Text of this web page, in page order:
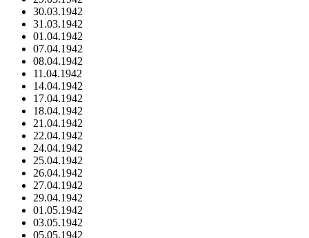
30.03.1942
31.03.1942
01.04.1942
07.04.1942
08.04.1942
11.04.1942
14.04.1942
17.04.1942
18.04.1942
21.04.1942
22.04.1942
24.04.1942
25.04.1942
26.04.1942
27.04.1942
29.04.1942
01.05.1942
03.05.1942
05.05.1942